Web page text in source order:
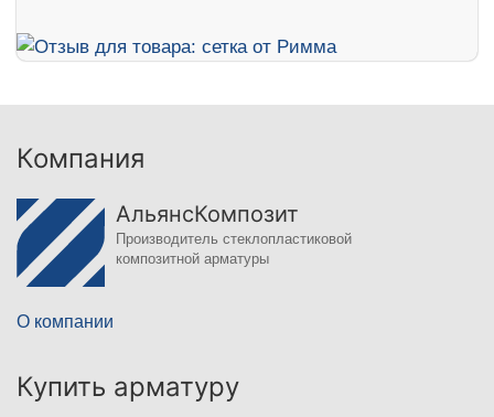
Компания
АльянсКомпозит
Производитель стеклопластиковой
композитной арматуры
О компании
Купить арматуру